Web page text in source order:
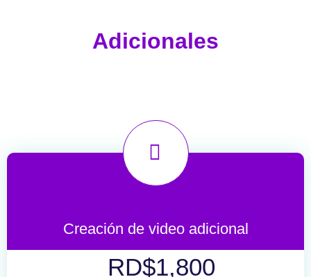
Adicionales
Creación de video adicional
RD$1,800